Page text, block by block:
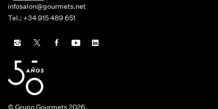
infosalon@gourmets.net
Tel.: +34 915 489 651
© Grupo Gourmets 2026.